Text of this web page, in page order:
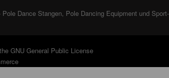
Pole Dance Stangen, Pole Dancing Equipment und
GNU General Public License